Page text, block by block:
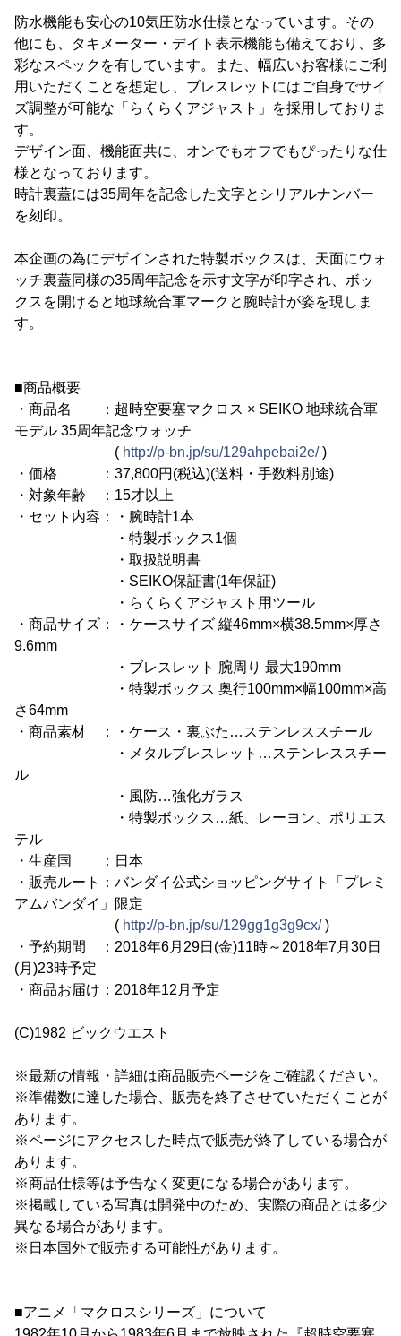
防水機能も安心の10気圧防水仕様となっています。その
他にも、タキメーター・デイト表示機能も備えており、多
彩なスペックを有しています。また、幅広いお客様にご利
用いただくことを想定し、ブレスレットにはご自身でサイ
ズ調整が可能な「らくらくアジャスト」を採用しておりま
す。
デザイン面、機能面共に、オンでもオフでもぴったりな仕
様となっております。
時計裏蓋には35周年を記念した文字とシリアルナンバー
を刻印。
本企画の為にデザインされた特製ボックスは、天面にウォ
ッチ裏蓋同様の35周年記念を示す文字が印字され、ボッ
クスを開けると地球統合軍マークと腕時計が姿を現しま
す。
■商品概要
・商品名 ：超時空要塞マクロス × SEIKO 地球統合軍
モデル 35周年記念ウォッチ
( http://p-bn.jp/su/129ahpebai2e/)
・価格 ：37,800円(税込)(送料・手数料別途)
・対象年齢 ：15才以上
・セット内容：・腕時計1本
・特製ボックス1個
・取扱説明書
・SEIKO保証書(1年保証)
・らくらくアジャスト用ツール
・商品サイズ：・ケースサイズ 縦46mm×横38.5mm×厚さ
9.6mm
・ブレスレット 腕周り 最大190mm
・特製ボックス 奥行100mm×幅100mm×高
さ64mm
・商品素材 ：・ケース・裏ぶた…ステンレススチール
・メタルブレスレット…ステンレススチー
ル
・風防…強化ガラス
・特製ボックス…紙、レーヨン、ポリエス
テル
・生産国 ：日本
・販売ルート：バンダイ公式ショッピングサイト「プレミ
アムバンダイ」限定
( http://p-bn.jp/su/129gg1g3g9cx/)
・予約期間 ：2018年6月29日(金)11時～2018年7月30日
(月)23時予定
・商品お届け：2018年12月予定
(C)1982 ビックウエスト
※最新の情報・詳細は商品販売ページをご確認ください。
※準備数に達した場合、販売を終了させていただくことが
あります。
※ページにアクセスした時点で販売が終了している場合が
あります。
※商品仕様等は予告なく変更になる場合があります。
※掲載している写真は開発中のため、実際の商品とは多少
異なる場合があります。
※日本国外で販売する可能性があります。
■アニメ「マクロスシリーズ」について